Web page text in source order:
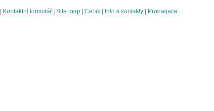
Kontaktní formulář Site map Ceník Info a kontakty Propagace